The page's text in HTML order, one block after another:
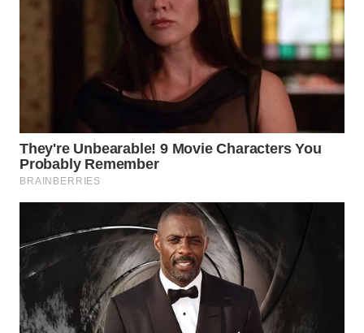
PRIANGAN
WN
SEMARANG
SOLO
BOROBUDUR